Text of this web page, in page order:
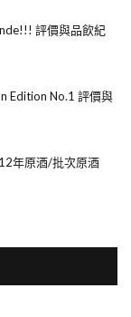
評價與品飲紀
Edition No.1 評價與
年原酒/批次原酒